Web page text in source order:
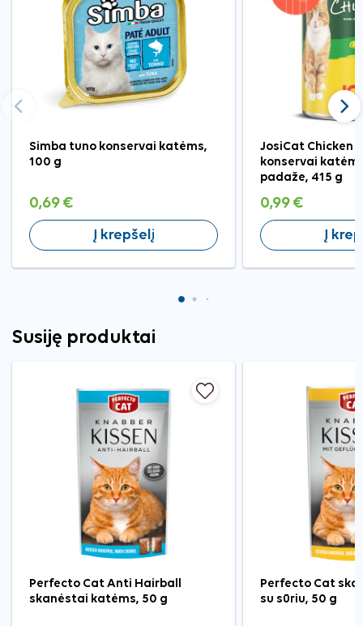
Simba tuno konservai katėms,
100 g
0,69 €
Į krepšelį
JosiCat Chicken
konservai
padaže, 415 g
0,99 €
Į
Ankstesnis
Susiję produktai
Perfecto Cat Anti Hairball
skanėstai katėms, 50 g
Perfecto Cat
su sūriu, 50 g